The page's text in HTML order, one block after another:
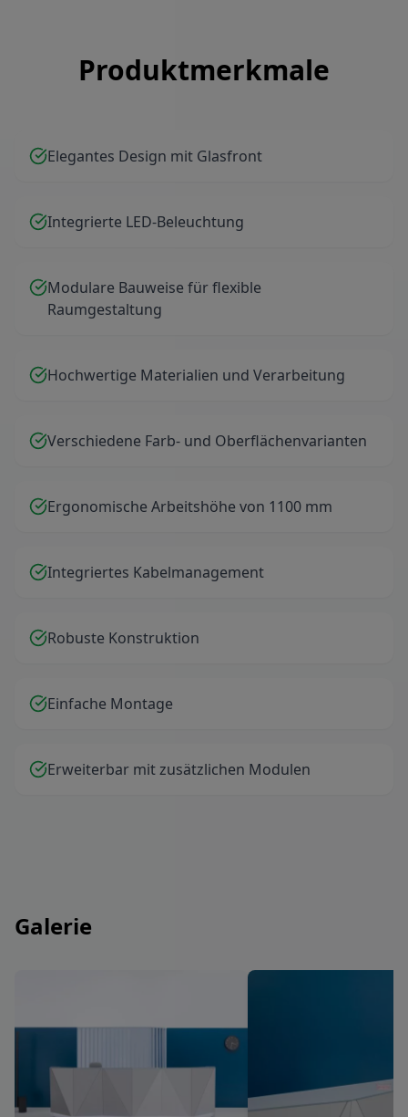
Produktmerkmale
Elegantes Design mit Glasfront
Integrierte LED-Beleuchtung
Modulare Bauweise für flexible
Raumgestaltung
Hochwertige Materialien und Verarbeitung
Verschiedene Farb- und Oberflächenvarianten
Ergonomische Arbeitshöhe von 1100 mm
Integriertes Kabelmanagement
Robuste Konstruktion
Einfache Montage
Erweiterbar mit zusätzlichen Modulen
Galerie